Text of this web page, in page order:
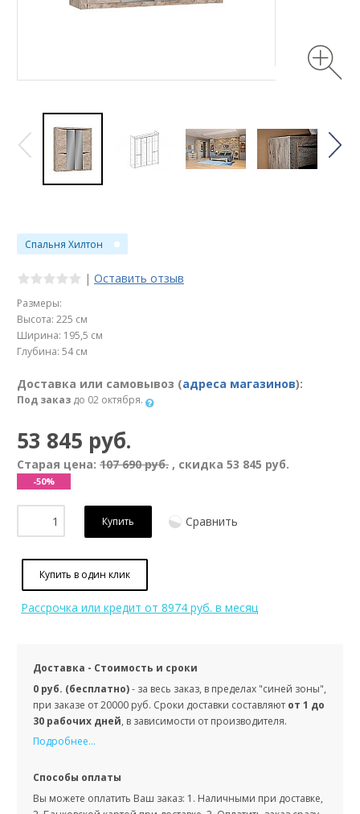
Спальня Хилтон
| Оставить отзыв
Размеры:
Высота: 225 см
Ширина: 195,5 см
Глубина: 54 см
Доставка или самовывоз (адреса магазинов):
Под заказ до 02 октября.
53 845 руб.
Старая цена: 107 690 руб. , скидка 53 845 руб.
-50%
Купить Сравнить
Купить в один клик
Рассрочка или кредит от 8974 руб. в месяц
Доставка - Стоимость и сроки
0 руб. (бесплатно)- за весь заказ, в пределах "синей зоны",
при заказе от 20000 руб. Сроки доставки составляют от 1 до
30 рабочих дней, в зависимости от производителя.
Подробнее...
Способы оплаты
Вы можете оплатить Ваш заказ: 1. Наличными при доставке,